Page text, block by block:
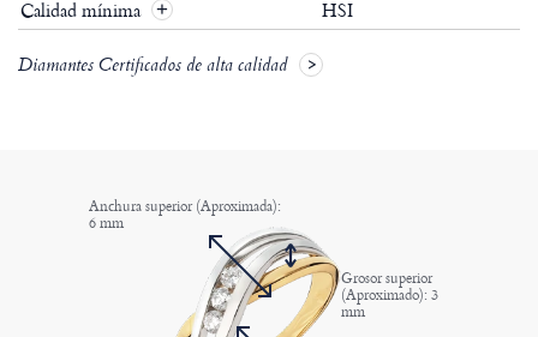
Calidad mínima + HSI
Diamantes Certificados de alta calidad
Anchura superior (Aproximada):
6 mm
Grosor superior
(Aproximado): 3
mm